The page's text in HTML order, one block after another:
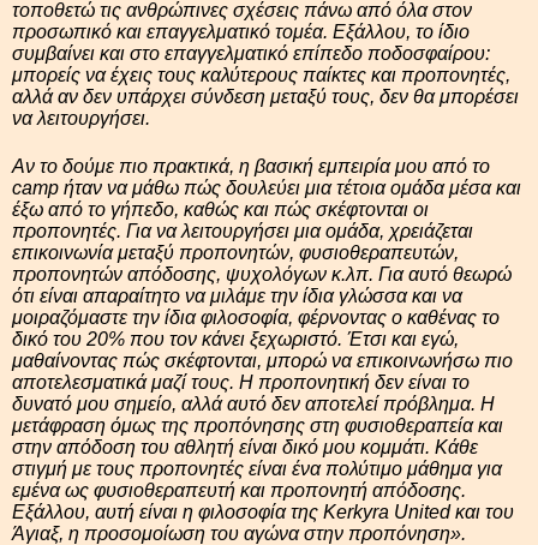
τοποθετώ τις ανθρώπινες σχέσεις πάνω από όλα στον
προσωπικό και επαγγελματικό τομέα. Εξάλλου, το ίδιο
συμβαίνει και στο επαγγελματικό επίπεδο ποδοσφαίρου:
μπορείς να έχεις τους καλύτερους παίκτες και προπονητές,
αλλά αν δεν υπάρχει σύνδεση μεταξύ τους, δεν θα μπορέσει
να λειτουργήσει.
Αν το δούμε πιο πρακτικά, η βασική εμπειρία μου από το
camp ήταν να μάθω πώς δουλεύει μια τέτοια ομάδα μέσα και
έξω από το γήπεδο, καθώς και πώς σκέφτονται οι
προπονητές. Για να λειτουργήσει μια ομάδα, χρειάζεται
επικοινωνία μεταξύ προπονητών, φυσιοθεραπευτών,
προπονητών απόδοσης, ψυχολόγων κ.λπ. Για αυτό θεωρώ
ότι είναι απαραίτητο να μιλάμε την ίδια γλώσσα και να
μοιραζόμαστε την ίδια φιλοσοφία, φέρνοντας ο καθένας το
δικό του 20% που τον κάνει ξεχωριστό. Έτσι και εγώ,
μαθαίνοντας πώς σκέφτονται, μπορώ να επικοινωνήσω πιο
αποτελεσματικά μαζί τους. Η προπονητική δεν είναι το
δυνατό μου σημείο, αλλά αυτό δεν αποτελεί πρόβλημα. Η
μετάφραση όμως της προπόνησης στη φυσιοθεραπεία και
στην απόδοση του αθλητή είναι δικό μου κομμάτι. Κάθε
στιγμή με τους προπονητές είναι ένα πολύτιμο μάθημα για
εμένα ως φυσιοθεραπευτή και προπονητή απόδοσης.
Εξάλλου, αυτή είναι η φιλοσοφία της Kerkyra United και του
Άγιαξ, η προσομοίωση του αγώνα στην προπόνηση».